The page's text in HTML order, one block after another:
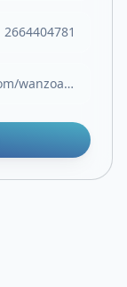
2664404781
https://www.instagram.com/wanzoaudiostore/